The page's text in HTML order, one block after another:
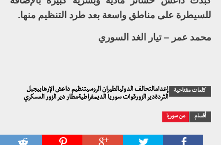
للسيطرة على مناطق واسعة بعد طرد التنظيم منها.
محمد عمر – تيار الغد السوري
كلمات مفتاحية
إعدامالتحالف الدوليالطيران الروسيتنظيم داعش الإرهابيجبل
الثردةدير الزورقوات سوريا الديمقراطيةمطار دير الزور العسكري
أقسام من سوريا